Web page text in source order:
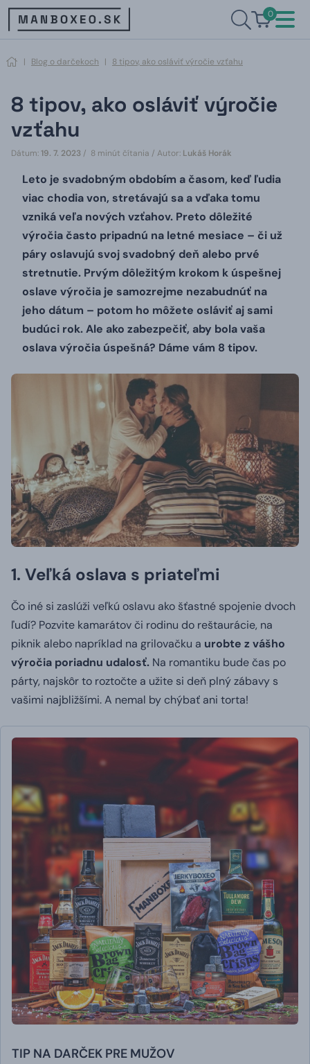
0
| Blog o darčekoch | 8 tipov, ako osláviť výročie vzťahu
8 tipov, ako osláviť výročie
vzťahu
Dátum: 19. 7. 2023 / 8 minút čítania / Autor: Lukáš Horák
Leto je svadobným obdobím a časom, keď ľudia
viac chodia von, stretávajú sa a vďaka tomu
vzniká veľa nových vzťahov. Preto dôležité
výročia často pripadnú na letné mesiace – či už
páry oslavujú svoj svadobný deň alebo prvé
stretnutie. Prvým dôležitým krokom k úspešnej
oslave výročia je samozrejme nezabudnúť na
jeho dátum – potom ho môžete osláviť aj sami
budúci rok.Ale ako zabezpečiť, aby bola vaša
oslava výročia úspešná? Dáme vám 8 tipov.
1. Veľká oslava s priateľmi
Čo iné si zaslúži veľkú oslavu ako šťastné spojenie dvoch
ľudí? Pozvite kamarátov či rodinu do reštaurácie, na
piknik alebo napríklad na grilovačku a urobte z vášho
výročia poriadnu udalosť. Na romantiku bude čas po
párty, najskôr to roztočte a užite si deň plný zábavy s
vašimi najbližšími.A nemal by chýbať ani torta!
TIP NA DARČEK PRE MUŽOV